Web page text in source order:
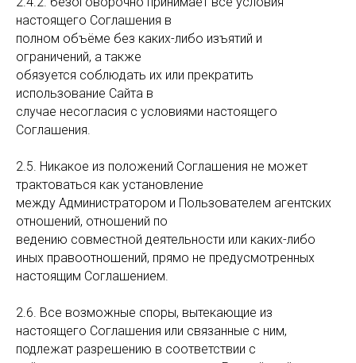
настоящего Соглашения в
полном объёме без каких-либо изъятий и
ограничений, а также
обязуется соблюдать их или прекратить
использование Сайта в
случае несогласия с условиями настоящего
Соглашения.
2.5. Никакое из положений Соглашения не может
трактоваться как установление
между Администратором и Пользователем агентских
отношений, отношений по
ведению совместной деятельности или каких-либо
иных правоотношений, прямо не предусмотренных
настоящим Соглашением.
2.6. Все возможные споры, вытекающие из
настоящего Соглашения или связанные с ним,
подлежат разрешению в соответствии с